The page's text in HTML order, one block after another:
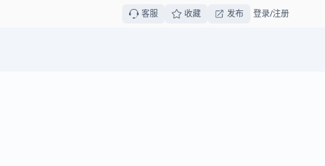
客服 收藏 发布 登录/注册